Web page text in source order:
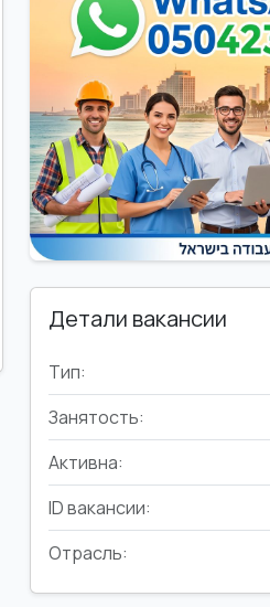
Детали вакансии
Тип:
Занятость:
Активна:
ID вакансии:
Отрасль: